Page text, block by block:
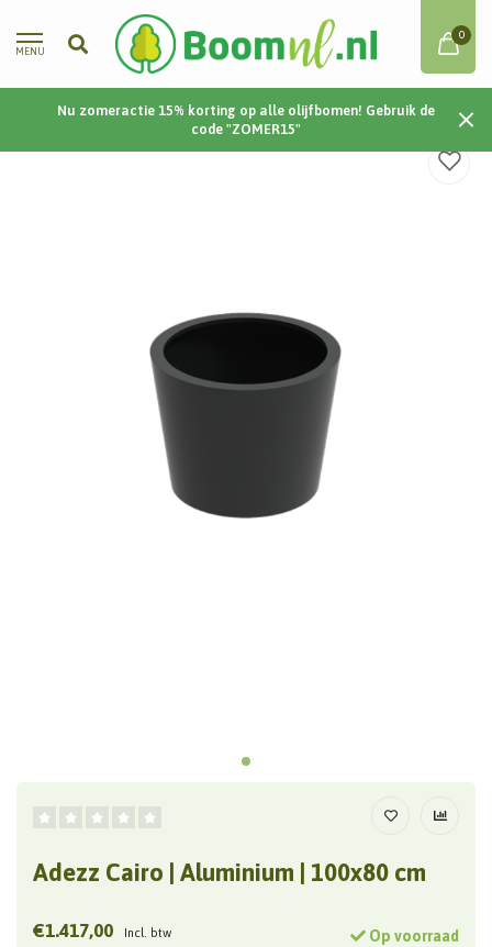
MENU
0
Nu zomeractie 15% korting op alle olijfbomen! Gebruik de
code "ZOMER15"
Home / Cairo | Aluminium | 100x80 cm
Adezz Cairo | Aluminium | 100x80 cm
€1.417,00 Incl. btw Op voorraad